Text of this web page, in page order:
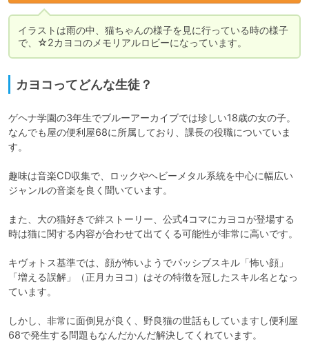
イラストは雨の中、猫ちゃんの様子を見に行っている時の様子
で、☆2カヨコのメモリアルロビーになっています。
カヨコってどんな生徒？
ゲヘナ学園の3年生でブルーアーカイブでは珍しい18歳の女の子。
なんでも屋の便利屋68に所属しており、課長の役職についていま
す。
趣味は音楽CD収集で、ロックやヘビーメタル系統を中心に幅広い
ジャンルの音楽を良く聞いています。
また、大の猫好きで絆ストーリー、公式4コマにカヨコが登場する
時は猫に関する内容が合わせて出てくる可能性が非常に高いです。
キヴォトス基準では、顔が怖いようでパッシブスキル「怖い顔」
「増える誤解」（正月カヨコ）はその特徴を冠したスキル名となっ
ています。
しかし、非常に面倒見が良く、野良猫の世話もしていますし便利屋
68で発生する問題もなんだかんだ解決してくれています。